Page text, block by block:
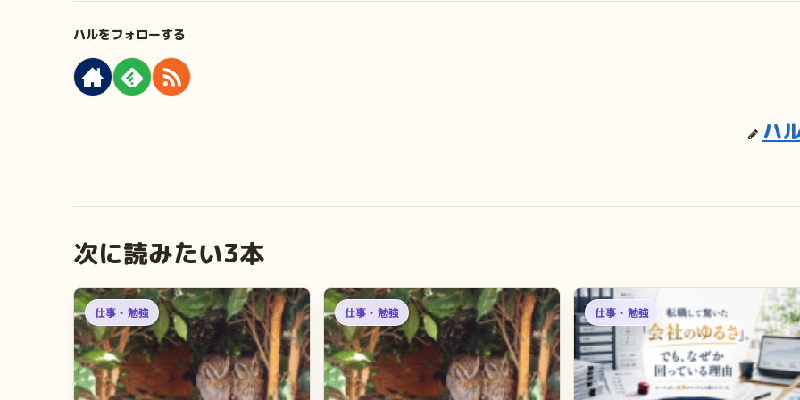
ハルをフォローする
ハ
仕事・勉強 仕事・勉強 仕事・勉強